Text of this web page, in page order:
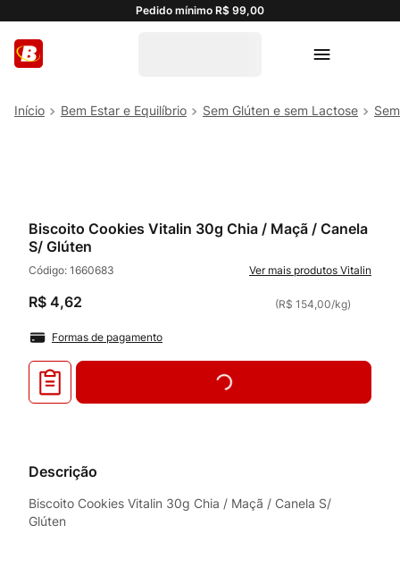
Pedido mínimo R$ 99,00
Bem Estar e Equilíbrio Sem Glúten e sem Lactose
Biscoito Cookies Vitalin 30g Chia / Maçã / Canela
S/ Glúten
Código: 1660683 Vitalin
R$ 4,62 (R$ 154,00/kg)
Formas de pagamento
Descrição
Biscoito Cookies Vitalin 30g Chia / Maçã / Canela S/
Glúten